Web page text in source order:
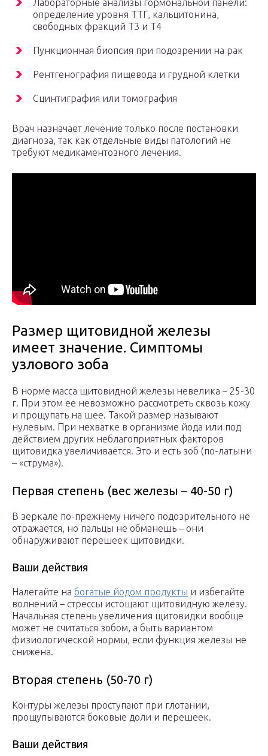
Лабораторные анализы гормональной панели:
определение уровня ТТГ, кальцитонина,
свободных фракций Т3 и Т4
Пункционная биопсия при подозрении на рак
Рентгенография пищевода и грудной клетки
Сцинтиграфия или томография
Врач назначает лечение только после постановки
диагноза, так как отдельные виды патологий не
требуют медикаментозного лечения.
Размер щитовидной железы
имеет значение. Симптомы
узлового зоба
В норме масса щитовидной железы невелика – 25-30
г. При этом ее невозможно рассмотреть сквозь кожу
и прощупать на шее. Такой размер называют
нулевым. При нехватке в организме йода или под
действием других неблагоприятных факторов
щитовидка увеличивается. Это и есть зоб (по-латыни
– «струма»).
Первая степень (вес железы – 40-50 г)
В зеркале по-прежнему ничего подозрительного не
отражается, но пальцы не обманешь – они
обнаруживают перешеек щитовидки.
Ваши действия
Налегайте на богатые йодом продукты и избегайте
волнений – стрессы истощают щитовидную железу.
Начальная степень увеличения щитовидки вообще
может не считаться зобом, а быть вариантом
физиологической нормы, если функция железы не
снижена.
Вторая степень (50-70 г)
Контуры железы проступают при глотании,
прощупываются боковые доли и перешеек.
Ваши действия